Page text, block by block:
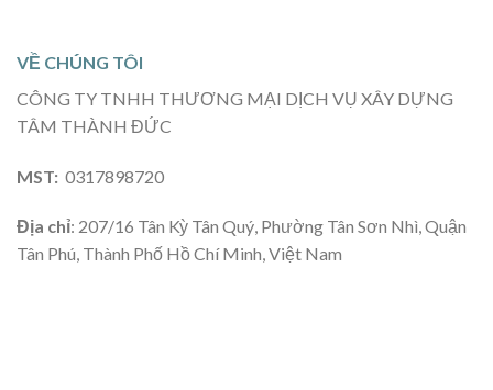
VỀ CHÚNG TÔI
CÔNG TY TNHH THƯƠNG MẠI DỊCH VỤ XÂY DỰNG
TÂM THÀNH ĐỨC
MST: 0317898720
Địa chỉ: 207/16 Tân Kỳ Tân Quý, Phường Tân Sơn Nhì, Quận
Tân Phú, Thành Phố Hồ Chí Minh, Việt Nam